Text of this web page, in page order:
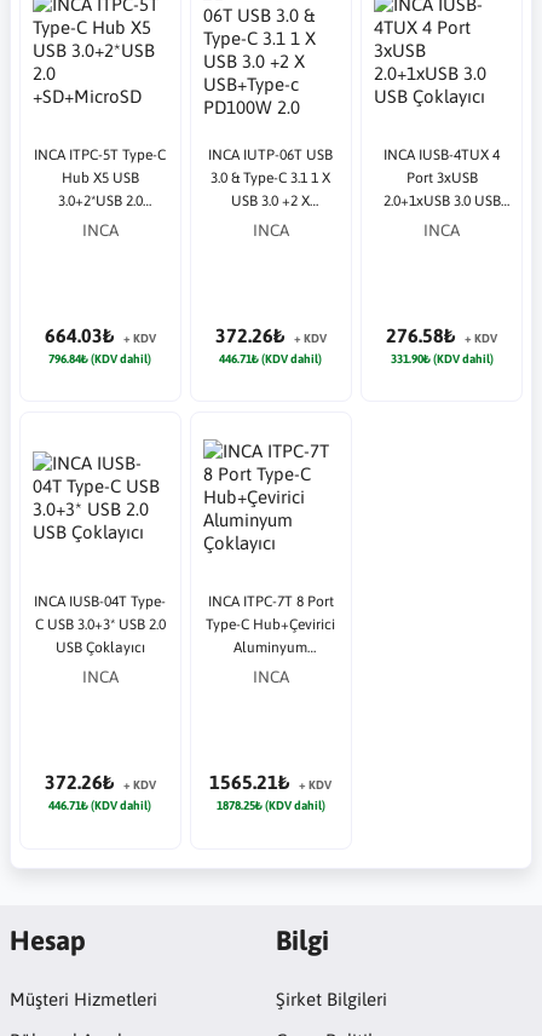
INCA ITPC-5T Type-C
Hub X5 USB
3.0+2*USB 2.0
+SD+MicroSD
INCA
664.03₺
+ KDV
796.84₺ (KDV dahil)
INCA IUTP-06T USB
3.0 & Type-C 3.1 1 X
USB 3.0 +2 X
USB+Type-c PD100W
INCA
372.26₺
+ KDV
446.71₺ (KDV dahil)
INCA IUSB-4TUX 4
Port 3xUSB
2.0+1xUSB 3.0 USB
Çoklayıcı
INCA
276.58₺
+ KDV
331.90₺ (KDV dahil)
INCA IUSB-04T Type-
C USB 3.0+3* USB 2.0
USB Çoklayıcı
INCA
372.26₺
+ KDV
446.71₺ (KDV dahil)
INCA ITPC-7T 8 Port
Type-C Hub+Çevirici
Aluminyum
Çoklayıcı
INCA
1565.21₺
+ KDV
1878.25₺ (KDV dahil)
Hesap
Müşteri Hizmetleri
Bilgi
Şirket Bilgileri